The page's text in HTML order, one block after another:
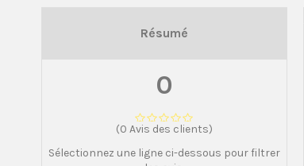
Résumé
0
(0 Avis des clients)
Sélectionnez une ligne ci-dessous pour filtrer